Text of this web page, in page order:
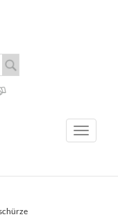
Toggle